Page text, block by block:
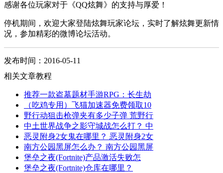
感谢各位玩家对于《QQ炫舞》的支持与厚爱！
停机期间，欢迎大家登陆炫舞玩家论坛，实时了解炫舞更新情
况，参加精彩的微博论坛活动。
发布时间：2016-05-11
相关文章教程
推荐一款盗墓题材手游RPG：长生劫
（吃鸡专用）飞猫加速器免费领取10
野行动狙击枪弹夹有多少子弹 荒野行
中土世界战争之影守城战怎么打？ 中
恶灵附身2女鬼在哪里？ 恶灵附身2女
南方公园黑屏怎么办？ 南方公园黑屏
堡垒之夜(Fortnite)产品激活失败怎
堡垒之夜(Fortnite)仓库在哪里？